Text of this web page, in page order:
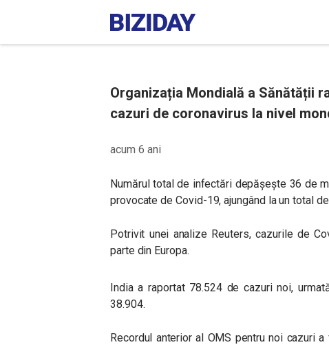
Organizația Mondială a Sănătății
cazuri de coronavirus la nivel
acum 6 ani
Numărul total de infectări depășește 36 de
provocate de Covid-19, ajungând la un total
Potrivit unei analize Reuters, cazurile de
parte din Europa.
India a raportat 78.524 de cazuri noi,
38.904.
Recordul anterior al OMS pentru noi cazuri